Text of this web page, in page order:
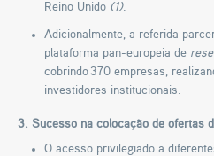
Reino Unido (1).
Adicionalmente, a referida
plataforma pan-europeia de
cobrindo 370 empresas,
investidores institucionais.
3. Sucesso na colocação de ofertas
O acesso privilegiado a